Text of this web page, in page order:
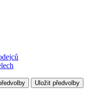
Uložit předvolby